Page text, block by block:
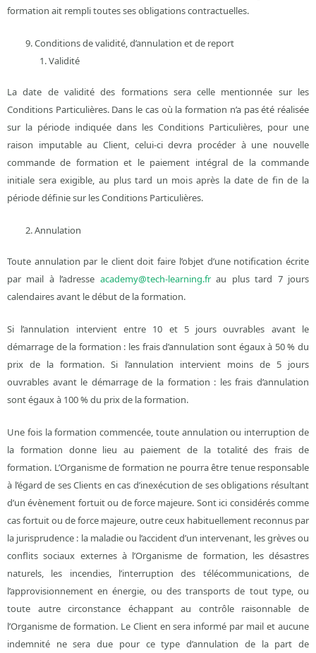
formation ait rempli toutes ses obligations contractuelles.
Conditions de validité, d’annulation et de report
Validité
La date de validité des formations sera celle mentionnée sur les
Conditions Particulières. Dans le cas où la formation n’a pas été réalisée
sur la période indiquée dans les Conditions Particulières, pour une
raison imputable au Client, celui-ci devra procéder à une nouvelle
commande de formation et le paiement intégral de la commande
initiale sera exigible, au plus tard un mois après la date de fin de la
période définie sur les Conditions Particulières.
Annulation
Toute annulation par le client doit faire l’objet d’une notification écrite
par mail à l’adresse academy@tech-learning.frau plus tard 7 jours
calendaires avant le début de la formation.
Si l’annulation intervient entre 10 et 5 jours ouvrables avant le
démarrage de la formation : les frais d’annulation sont égaux à 50 % du
prix de la formation. Si l’annulation intervient moins de 5 jours
ouvrables avant le démarrage de la formation : les frais d’annulation
sont égaux à 100 % du prix de la formation.
Une fois la formation commencée, toute annulation ou interruption de
la formation donne lieu au paiement de la totalité des frais de
formation. L’Organisme de formation ne pourra être tenue responsable
à l’égard de ses Clients en cas d’inexécution de ses obligations résultant
d’un évènement fortuit ou de force majeure. Sont ici considérés comme
cas fortuit ou de force majeure, outre ceux habituellement reconnus par
la jurisprudence : la maladie ou l’accident d’un intervenant, les grèves ou
conflits sociaux externes à l’Organisme de formation, les désastres
naturels, les incendies, l’interruption des télécommunications, de
l’approvisionnement en énergie, ou des transports de tout type, ou
toute autre circonstance échappant au contrôle raisonnable de
l’Organisme de formation. Le Client en sera informé par mail et aucune
indemnité ne sera due pour ce type d’annulation de la part de